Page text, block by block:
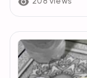
208 views